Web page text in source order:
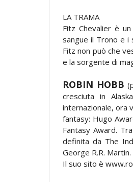
LA TRAMA
Fitz Chevalier è
sangue il Trono e i
Fitz non può che
e la sorgente di
ROBIN HOBB
cresciuta in
internazionale, ora
fantasy: Hugo
Fantasy Award.
definita da The
George R.R. Martin.
Il suo sito è